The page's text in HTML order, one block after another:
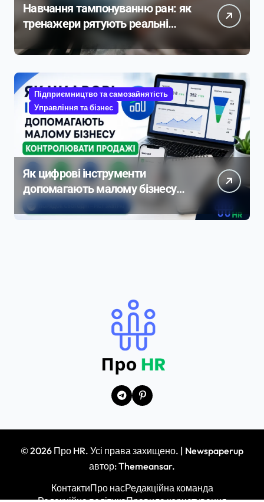
Навчання тампонуванню ран: як
тренажери рятують реальні
життя
Підприємництво та самозайнятість
Управління та бізнес
Як цифрові інструменти
допомагають малому бізнесу
контролювати продажі
© 2026 Про HR. Усі права захищено. | Newspaperup
автор:Themeansar.
КонтактиПро насРедакційна команда